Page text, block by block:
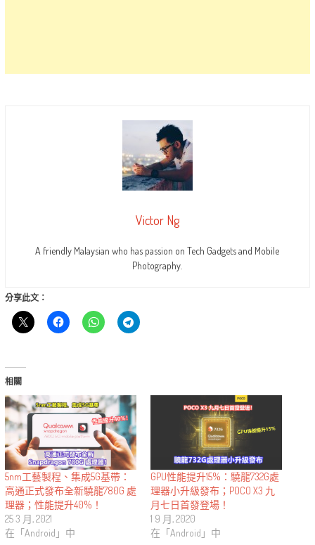
Victor Ng
A friendly Malaysian who has passion on Tech Gadgets and Mobile
Photography.
分享此文：
相關
5nm工藝製程、集成5G基帶：
高通正式發布全新驍龍780G 處
理器；性能提升40%！
25 3 月, 2021
在「Android」中
GPU性能提升15%：驍龍732G處
理器小升級發布；POCO X3 九
月七日首發登場！
1 9 月, 2020
在「Android」中